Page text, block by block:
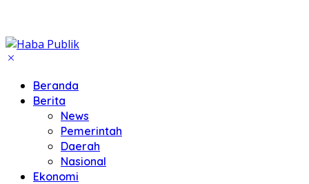
Beranda
Berita
News
Pemerintah
Daerah
Nasional
Ekonomi